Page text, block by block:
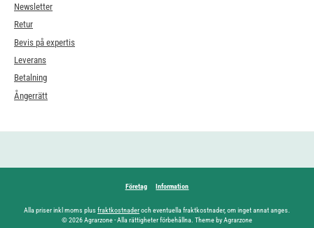
Newsletter
Retur
Bevis på expertis
Leverans
Betalning
Ångerrätt
Företag Information
Alla priser inkl moms plus fraktkostnaderoch eventuella fraktkostnader, om inget annat anges.
© 2026 Agrarzone - Alla rättigheter förbehållna. Theme by Agrarzone